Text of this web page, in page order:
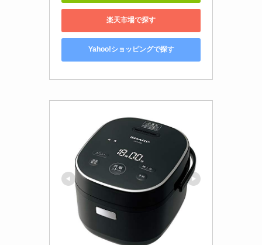
楽天市場で探す
Yahoo!ショッピングで探す